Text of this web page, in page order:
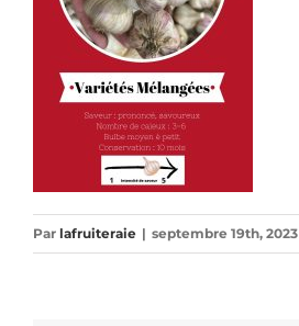
Par lafruiteraie | septembre 19th, 2023